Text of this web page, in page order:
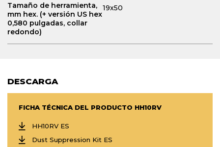
Tamaño de herramienta,
mm hex. (+ versión US hex
0,580 pulgadas, collar
redondo)
19x50
DESCARGA
FICHA TÉCNICA DEL PRODUCTO HH10RV
HH10RV ES
Dust Suppression Kit ES